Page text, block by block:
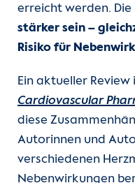
erreicht werden. Die
stärker sein –
Risiko für
Ein aktueller Review
Cardiovascular
diese
Autorinnen und
verschiedenen
Nebenwirkungen